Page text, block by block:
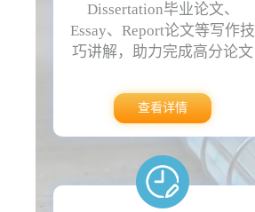
Dissertation毕业论文、
Essay、Report论文等写作技
巧讲解，助力完成高分论文
查看详情